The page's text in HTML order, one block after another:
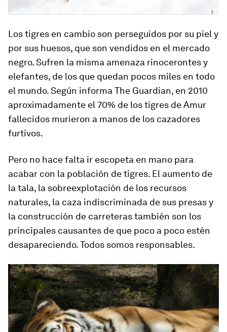
Los tigres en cambio son perseguidos por su piel y
por sus huesos, que son vendidos en el mercado
negro. Sufren la misma amenaza rinocerontes y
elefantes, de los que quedan pocos miles en todo
el mundo. Según informa The Guardian, en 2010
aproximadamente el 70% de los tigres de Amur
fallecidos murieron a manos de los cazadores
furtivos.
Pero no hace falta ir escopeta en mano para
acabar con la población de tigres. El aumento de
la tala, la sobreexplotación de los recursos
naturales, la caza indiscriminada de sus presas y
la construcción de carreteras también son los
principales causantes de que poco a poco estén
desapareciendo. Todos somos responsables.